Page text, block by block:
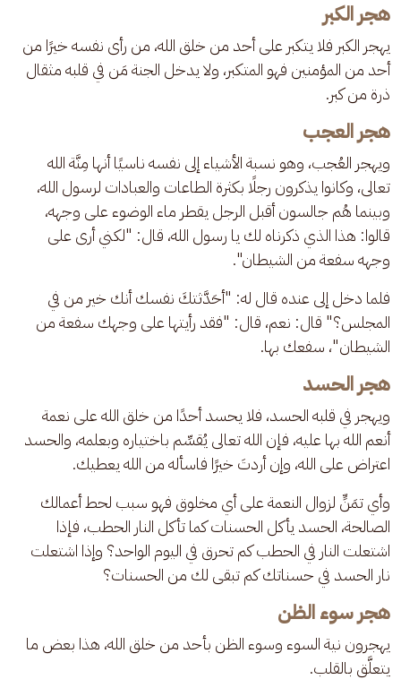
هجر الكبر
يهجر الكبر فلا يتكبر على أحد من خلق الله، من رأى نفسه خيرًا من
أحد من المؤمنين فهو المتكبر، ولا يدخل الجنة مَن في قلبه مثقال
ذرة من كبر.
هجر العجب
ويهجر العُجب، وهو نسبة الأشياء إلى نفسه ناسيًا أنها مِنَّة الله
تعالى، وكانوا يذكرون رجلًا بكثرة الطاعات والعبادات لرسول الله،
وبينما هُم جالسون أقبل الرجل يقطر ماء الوضوء على وجهه،
قالوا: هذا الذي ذكرناه لك يا رسول الله، قال: "لكني أرى على
وجهه سفعة من الشيطان".
فلما دخل إلى عنده قال له: "أحَدَّثتكَ نفسك أنك خير من في
المجلس؟" قال: نعم، قال: "فقد رأيتها على وجهك سفعة من
الشيطان"، سفعك بها.
هجر الحسد
ويهجر في قلبه الحسد، فلا يحسد أحدًا من خلق الله على نعمة
أنعم الله بها عليه، فإن الله تعالى يُقسِّم باختياره وبعلمه، والحسد
اعتراض على الله، وإن أردتَ خيرًا فاسأله من الله يعطيك.
وأي تمَنٍّ لزوال النعمة على أي مخلوق فهو سبب لحط أعمالك
الصالحة، الحسد يأكل الحسنات كما تأكل النار الحطب، فإذا
اشتعلت النار في الحطب كم تحرق في اليوم الواحد؟ وإذا اشتعلت
نار الحسد في حسناتك كم تبقى لك من الحسنات؟
هجر سوء الظن
يهجرون نية السوء وسوء الظن بأحد من خلق الله، هذا بعض ما
يتعلَّق بالقلب.